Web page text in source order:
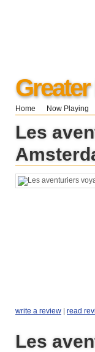
Home Now Playing
Les
write a review | read
Les